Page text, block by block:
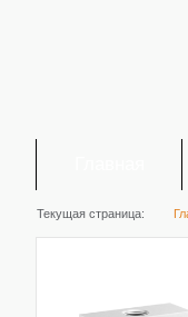
Текущая страница: